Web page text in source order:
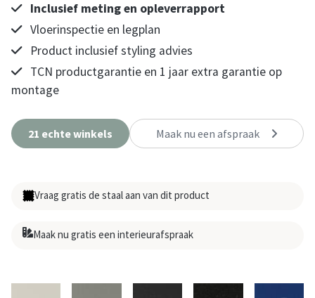
Inclusief meting en opleverrapport
Vloerinspectie en legplan
Product inclusief styling advies
TCN productgarantie en 1 jaar extra garantie op
montage
21 echte winkels Maak nu een afspraak
Vraag gratis de staal aan van dit product
Maak nu gratis een interieurafspraak